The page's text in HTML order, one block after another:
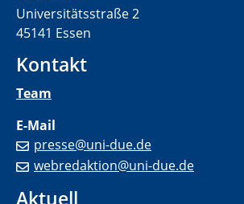
Universitätsstraße 2
45141 Essen
Kontakt
Team
E-Mail
presse@uni-due.de
webredaktion@uni-due.de
Aktuell